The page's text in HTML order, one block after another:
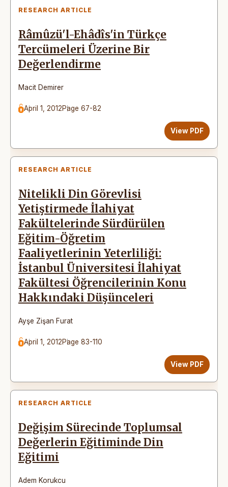
RESEARCH ARTICLE
Râmûzü'l-Ehâdîs'in Türkçe
Tercümeleri Üzerine Bir
Değerlendirme
Macit Demirer
April 1, 2012Page 67-82
View PDF
RESEARCH ARTICLE
Nitelikli Din Görevlisi
Yetiştirmede İlahiyat
Fakültelerinde Sürdürülen
Eğitim-Öğretim
Faaliyetlerinin Yeterliliği:
İstanbul Üniversitesi İlahiyat
Fakültesi Öğrencilerinin Konu
Hakkındaki Düşünceleri
Ayşe Zişan Furat
April 1, 2012Page 83-110
View PDF
RESEARCH ARTICLE
Değişim Sürecinde Toplumsal
Değerlerin Eğitiminde Din
Eğitimi
Adem Korukcu